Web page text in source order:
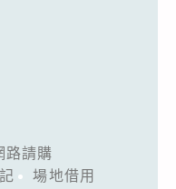
路請購
場地借用